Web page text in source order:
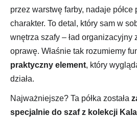
przez warstwę farby, nadaje
charakter. To detal, który sam w
wnętrza szafy – ład organizacyjny
oprawę. Właśnie tak rozumiemy
praktyczny element, który
działa.
Najważniejsze? Ta półka została
specjalnie do szaf z kolekcji